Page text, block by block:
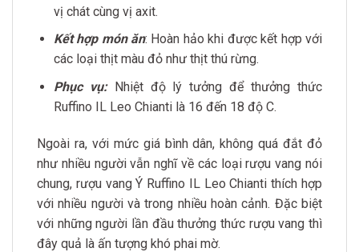
vị chát cùng vị axit.
Kết hợp món ăn: Hoàn hảo khi được kết hợp với
các loại thịt màu đỏ như thịt thú rừng.
Phục vụ: Nhiệt độ lý tưởng để thưởng thức
Ruffino IL Leo Chianti là 16 đến 18 độ C.
Ngoài ra, với mức giá bình dân, không quá đắt đỏ
như nhiều người vẫn nghĩ về các loại rượu vang nói
chung, rượu vang Ý Ruffino IL Leo Chianti thích hợp
với nhiều người và trong nhiều hoàn cảnh. Đặc biệt
với những người lần đầu thưởng thức rượu vang thì
đây quả là ấn tượng khó phai mờ.